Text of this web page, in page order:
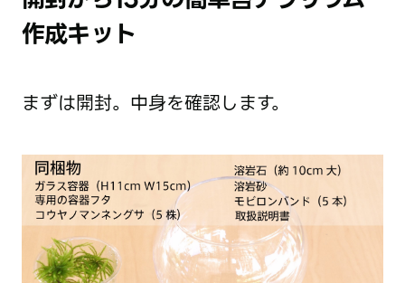
作成キット
まずは開封。中身を確認します。